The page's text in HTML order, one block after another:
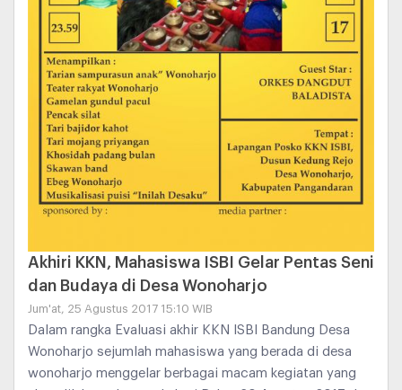
Akhiri KKN, Mahasiswa ISBI Gelar Pentas Seni
dan Budaya di Desa Wonoharjo
Jum'at, 25 Agustus 2017 15:10 WIB
Dalam rangka Evaluasi akhir KKN ISBI Bandung Desa
Wonoharjo sejumlah mahasiswa yang berada di desa
wonoharjo menggelar berbagai macam kegiatan yang